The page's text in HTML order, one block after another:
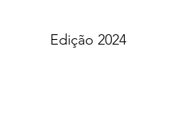
Edição 2024